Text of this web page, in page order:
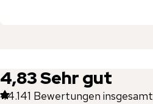
4,83Sehr gut
44.141 Bewertungen insgesamt